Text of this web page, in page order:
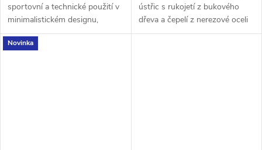
sportovní a technické použití v
minimalistickém designu,
včetně velmi odolného pouzdra.
ústřic s rukojetí z bukového
dřeva a čepelí z nerezové oceli
vhodné pro styk s potravinami.
Novinka